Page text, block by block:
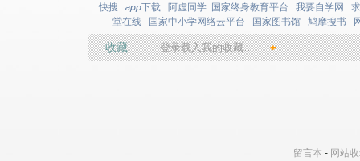
快搜 app下载 阿虚同学 国家终身教育平台 我要自学网
堂在线
国家中小学网络云平台 国家图书馆 鸠摩搜书
收藏 登录载入我的收藏… +
留言本 - 网站